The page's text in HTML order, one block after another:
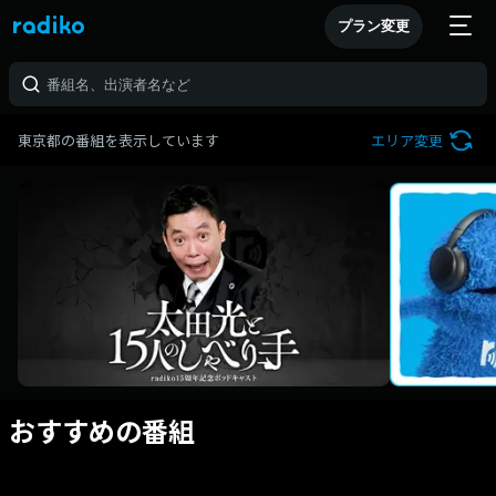
プラン変更
東京都の番組を表示しています エリア変更
おすすめの番組